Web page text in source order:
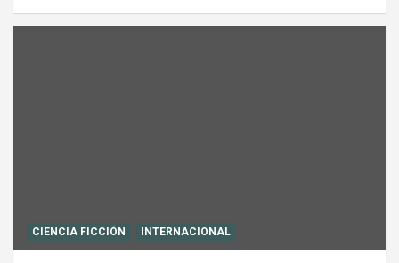
CIENCIA FICCIÓN INTERNACIONAL